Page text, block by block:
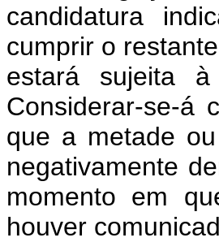
candidatura
cumprir o
estará sujeita
Considerar-se-á
que a metade
negativamente
momento em
houver